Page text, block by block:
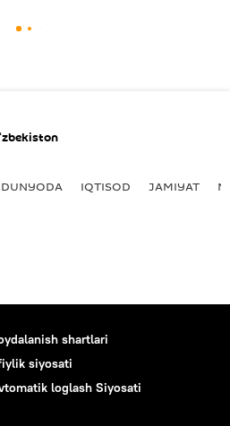
DUNYODA IQTISOD JAMIYAT
shartlari
siyosati
loglash Siyosati